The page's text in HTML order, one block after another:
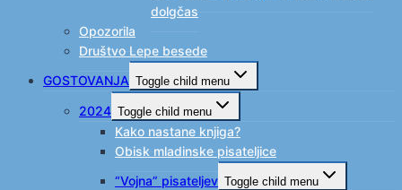
dolgčas
Opozorila
Društvo Lepe besede
GOSTOVANJA Toggle child menu
2024 Toggle child menu
Kako nastane knjiga?
Obisk mladinske pisateljice
“Vojna” pisateljev Toggle child menu